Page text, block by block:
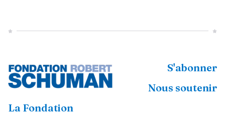
S'abonner
Nous soutenir
La Fondation